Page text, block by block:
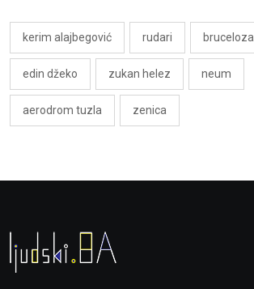
kerim alajbegović rudari bruceloza
edin džeko zukan helez neum
aerodrom tuzla zenica